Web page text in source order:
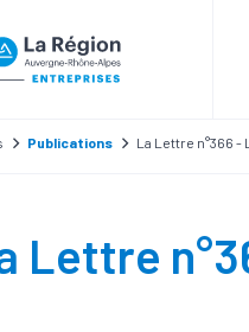
Publications La Lettre n°366
Lettre